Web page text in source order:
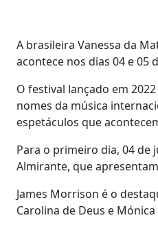
A brasileira Vanessa da
acontece nos dias 04 e 05
O festival lançado em
nomes da música
espetáculos que
Para o primeiro dia, 04 de
Almirante, que
James Morrison é o
Carolina de Deus e